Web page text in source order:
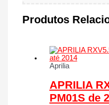
Produtos
Aprilia
APRILIA
PM01S de